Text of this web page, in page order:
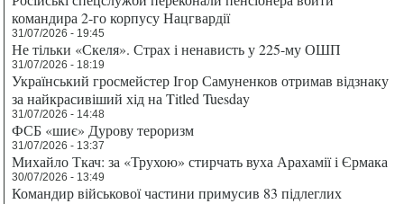
командира 2-го корпусу Нацгвардії
31/07/2026 - 19:45
Не тільки «Скеля». Страх і ненависть у 225-му ОШП
31/07/2026 - 18:19
Український гросмейстер Ігор Самуненков отримав відзнаку
за найкрасивіший хід на Titled Tuesday
31/07/2026 - 14:48
ФСБ «шиє» Дурову тероризм
31/07/2026 - 13:37
Михайло Ткач: за «Трухою» стирчать вуха Арахамії і Єрмака
30/07/2026 - 13:49
Командир військової частини примусив 83 підлеглих